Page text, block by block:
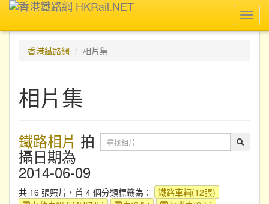
香港鐵路網
相片集
相片集
鐵路相片 拍
攝日期為
2014-06-09
共 16 張照片，首 4 個分類標籤為：
鐵路車輛(12張)